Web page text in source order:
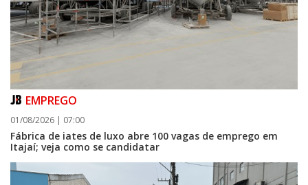
EMPREGO
01/08/2026 | 07:00
Fábrica de iates de luxo abre 100 vagas de emprego em
Itajaí; veja como se candidatar